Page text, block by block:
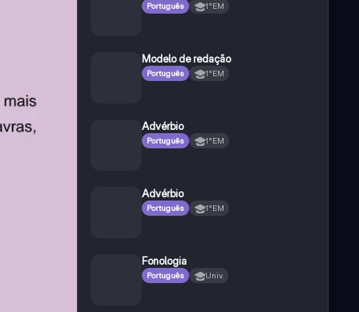
Português 1°EM
Modelo de redação
Português 1°EM
Advérbio
Português 1°EM
Advérbio
Português 1°EM
Fonologia
Português Univ.